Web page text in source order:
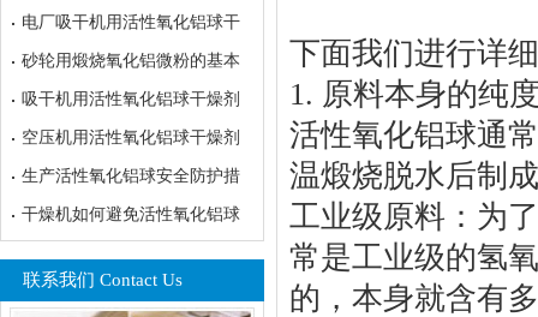
电厂吸干机用活性氧化铝球干
砂轮用煅烧氧化铝微粉的基本
吸干机用活性氧化铝球干燥剂
空压机用活性氧化铝球干燥剂
生产活性氧化铝球安全防护措
干燥机如何避免活性氧化铝球
联系我们 Contact Us
下面我们进行详
1. 原料本身的纯
活性氧化铝球通
温煅烧脱水后制
工业级原料：为
常是工业级的氢
的，本身就含有